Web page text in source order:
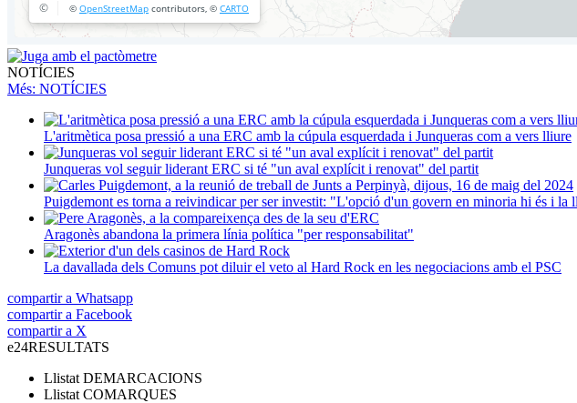
NOTÍCIES
Més: NOTÍCIES
L'aritmètica posa pressió a una ERC amb la cúpula esquerdada i Junqueras com a vers lliure
Junqueras vol seguir liderant ERC si té "un aval explícit i renovat" del partit
Puigdemont es torna a reivindicar per ser investit: "L'opció d'un govern en minoria hi és i la
Aragonès abandona la primera línia política "per responsabilitat"
La davallada dels Comuns pot diluir el veto al Hard Rock en les negociacions amb el PSC
compartir a Whatsapp
compartir a Facebook
compartir a X
e24RESULTATS
Llistat DEMARCACIONS
Llistat COMARQUES